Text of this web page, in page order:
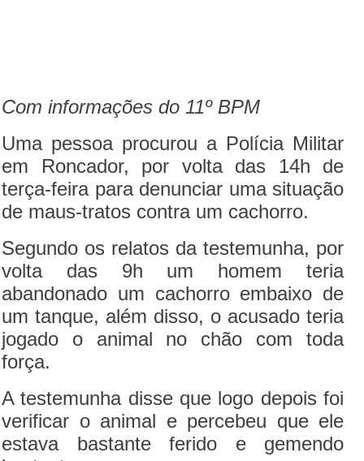
Com informações do 11º BPM
Uma pessoa procurou a Polícia Militar
em Roncador, por volta das 14h de
terça-feira para denunciar uma situação
de maus-tratos contra um cachorro.
Segundo os relatos da testemunha, por
volta das 9h um homem teria
abandonado um cachorro embaixo de
um tanque, além disso, o acusado teria
jogado o animal no chão com toda
força.
A testemunha disse que logo depois foi
verificar o animal e percebeu que ele
estava bastante ferido e gemendo